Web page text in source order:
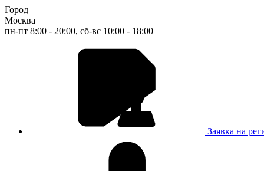
Город
Москва
пн-пт 8:00 - 20:00, сб-вс 10:00 - 18:00
Заявка на